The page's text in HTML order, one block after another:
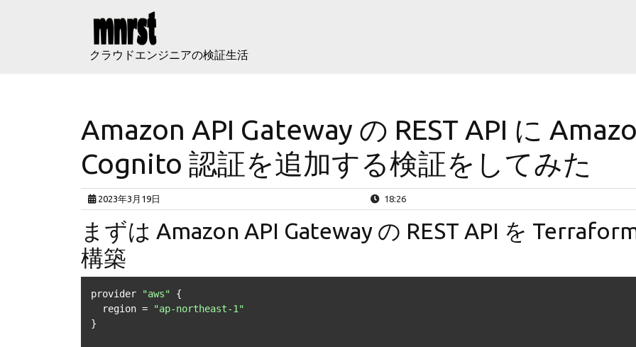
クラウドエンジニアの検証生活
Amazon API Gateway の REST API に
Cognito 認証を追加する検証をしてみた
2023年3月19日 18:26
まずは Amazon API Gateway の REST API を
構築
provider "aws" {
  region =
"ap-northeast-1"
}